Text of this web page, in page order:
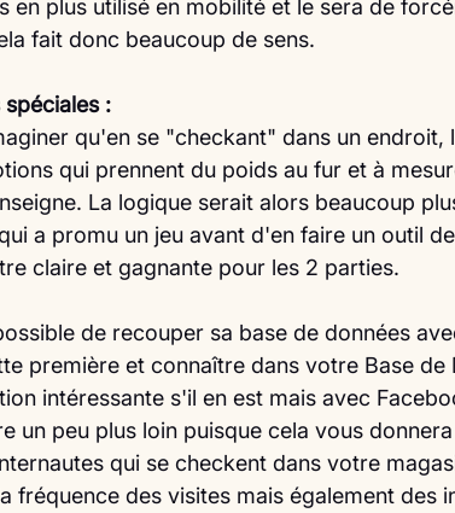
en plus utilisé en mobilité et le sera de
fait donc beaucoup de sens.
:
qu'en se "checkant" dans un endroit,
qui prennent du poids au fur et à
La logique serait alors beaucoup
a promu un jeu avant d'en faire un outil
claire et gagnante pour les 2 parties.
de recouper sa base de données
première et connaître dans votre Base de
intéressante s'il en est mais avec
un peu plus loin puisque cela vous
qui se checkent dans votre
fréquence des visites mais également des